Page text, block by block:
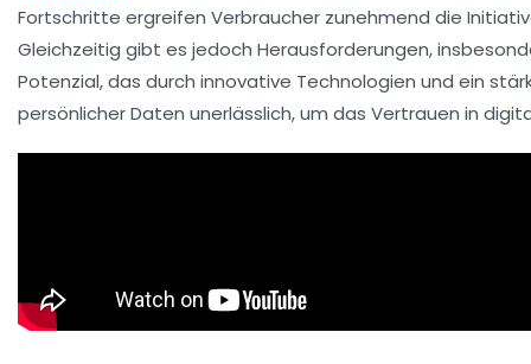
Fortschritte ergreifen Verbraucher zunehmend die
Gleichzeitig gibt es jedoch Herausforderungen,
Potenzial, das durch innovative Technologien und ein
persönlicher Daten unerlässlich, um das Vertrauen in